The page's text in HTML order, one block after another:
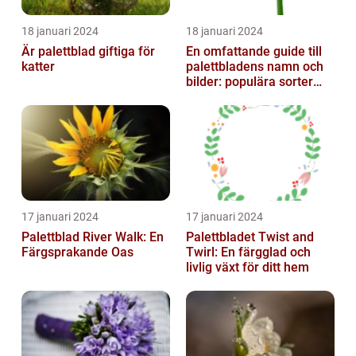
18 januari 2024
Är palettblad giftiga för
katter
18 januari 2024
En omfattande guide till
palettbladens namn och
bilder: populära sorter
17 januari 2024
Palettblad River Walk: En
Färgsprakande Oas
17 januari 2024
Palettbladet Twist and
Twirl: En färgglad och
livlig växt för ditt hem